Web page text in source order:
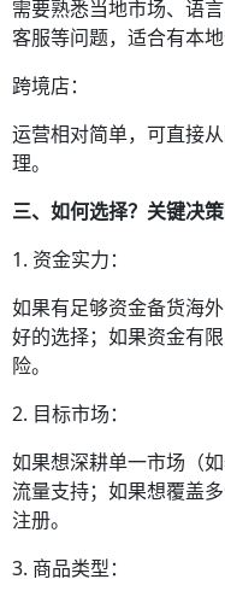
需要熟悉当地市场、语
客服等问题，适合有本
跨境店：
运营相对简单，可直接
理。
三、如何选择？关键决
1. 资金实力：
如果有足够资金备货海
好的选择；如果资金有
险。
2. 目标市场：
如果想深耕单一市场（
流量支持；如果想覆盖
注册。
3. 商品类型：